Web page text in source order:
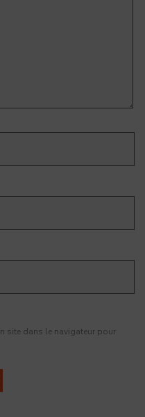
site dans le navigateur pour